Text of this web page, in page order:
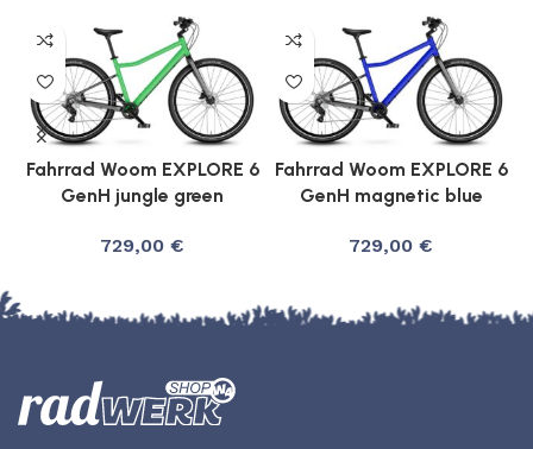
Fahrrad Woom EXPLORE 6
GenH jungle green
729,00 €
Fahrrad Woom EXPLORE 6
GenH magnetic blue
729,00 €